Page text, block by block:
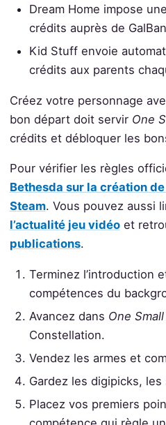
Dream Home impose
crédits auprès de
Kid Stuff envoie
crédits aux parents
Créez votre personnage
bon départ doit servir One
crédits et débloquer les
Pour vérifier les règles
Bethesda sur la création
Steam. Vous pouvez aussi
l’actualité jeu vidéoet
publications.
Terminez l’introduction
compétences du
Avancez dans One
Constellation.
Vendez les armes et
Gardez les digipicks,
Placez vos premiers